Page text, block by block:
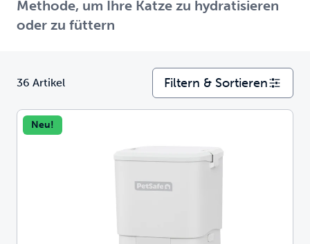
Methode, um Ihre Katze zu hydratisieren
oder zu füttern
36 Artikel Filtern & Sortieren
Neu!